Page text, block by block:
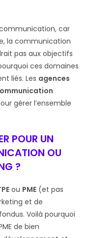
car
la communication
pas aux objectifs
ces domaines
liés. Les agences
gérer l’ensemble
POUR UN
OU
?
ou PME (et pas
et de
Voilà pourquoi
de bien